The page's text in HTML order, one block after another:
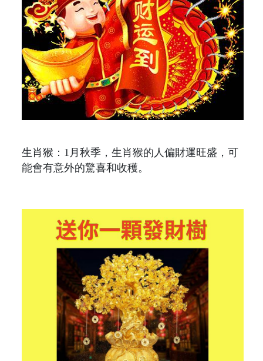
生肖猴：1月秋季，生肖猴的人偏財運旺盛，可
能會有意外的驚喜和收穫。